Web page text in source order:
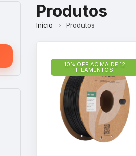
Produtos
Início Produtos
10% OFF ACIMA DE 12
FILAMENTOS